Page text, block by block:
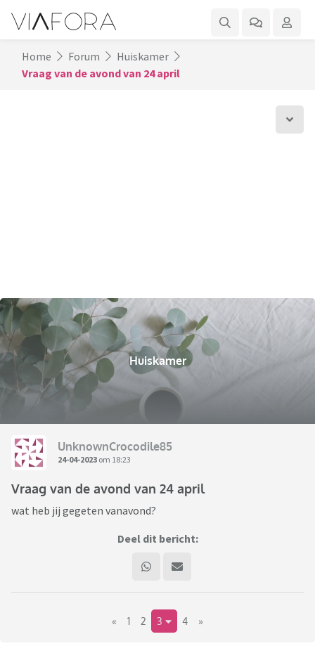
Home Forum
Huiskamer
Vraag van de avond van 24 april
Huiskamer
UnknownCrocodile85
24-04-2023 om 18:23
Vraag van de avond van 24 april
wat heb jij gegeten vanavond?
Deel dit bericht:
« 1 2 3 4 »